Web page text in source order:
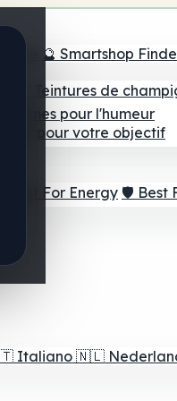
tête 🔮 Smartshop
💧 Teintures de
Gommes pour l'humeur
pour votre objectif
⚡ Best For Energy 🛡️ Best
Italiano 🇳🇱